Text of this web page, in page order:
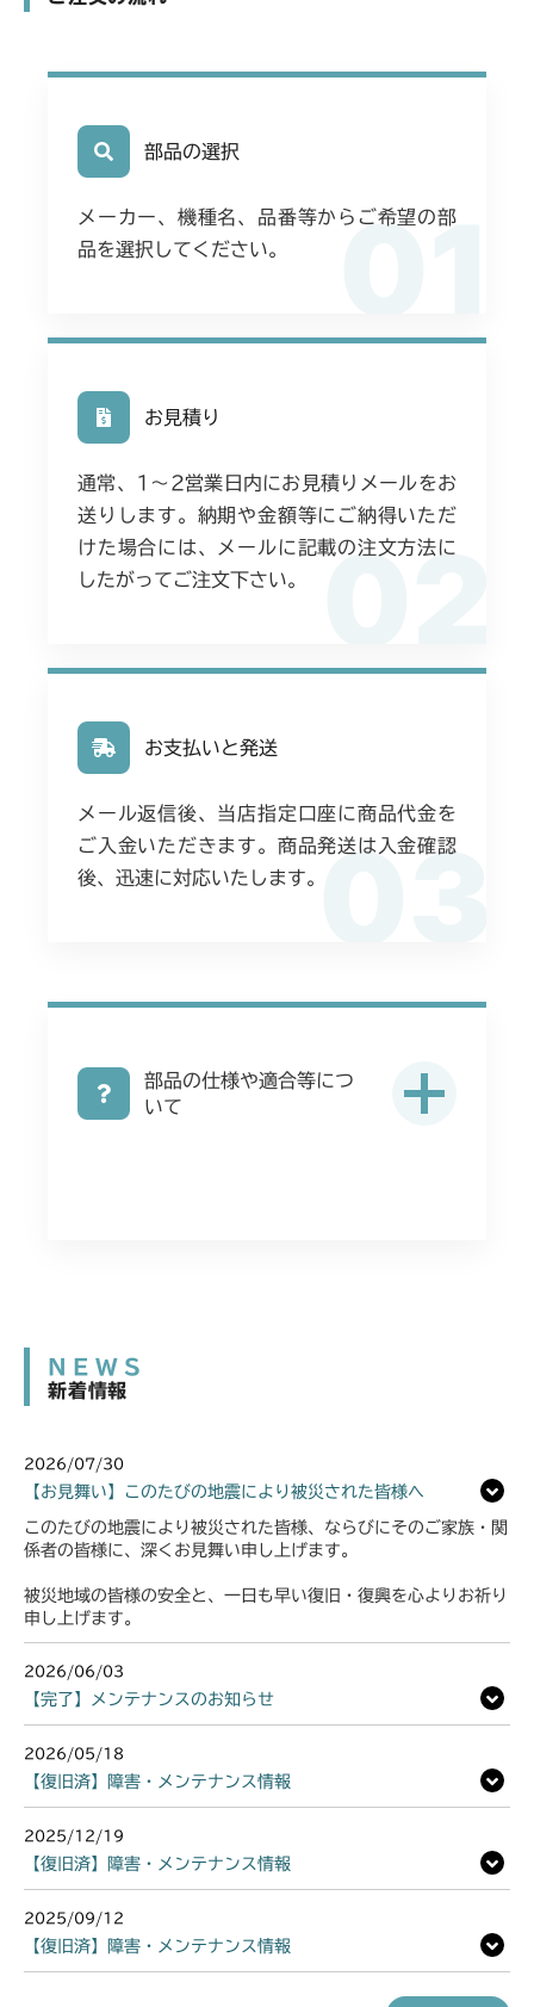
01
部品の選択
メーカー、機種名、品番等からご希望の部
品を選択してください。
02
お見積り
通常、1〜2営業日内にお見積りメールをお
送りします。納期や金額等にご納得いただ
けた場合には、メールに記載の注文方法に
したがってご注文下さい。
03
お支払いと発送
メール返信後、当店指定口座に商品代金を
ご入金いただきます。商品発送は入金確認
後、迅速に対応いたします。
部品の仕様や適合等につ
いて
NEWS
新着情報
2026/07/30
【お見舞い】このたびの地震により被災された皆様へ
このたびの地震により被災された皆様、ならびにそのご家族・関
係者の皆様に、深くお見舞い申し上げます。
被災地域の皆様の安全と、一日も早い復旧・復興を心よりお祈り
申し上げます。
2026/06/03
【完了】メンテナンスのお知らせ
2026/05/18
【復旧済】障害・メンテナンス情報
2025/12/19
【復旧済】障害・メンテナンス情報
2025/09/12
【復旧済】障害・メンテナンス情報